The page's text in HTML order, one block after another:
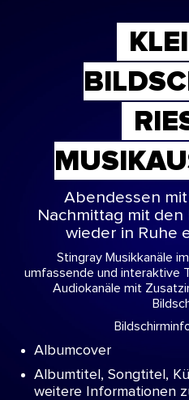
Abendessen
Nachmittag mit den
wieder in Ruhe
Stingray Musikkanäle
umfassende und interaktive
Audiokanäle mit
Albumcover
Albumtitel, Songtitel,
weitere Informationen